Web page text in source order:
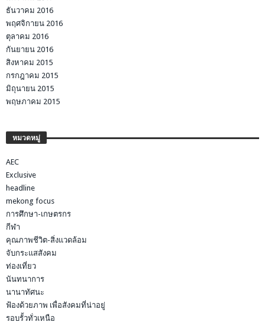
ธันวาคม 2016
พฤศจิกายน 2016
ตุลาคม 2016
กันยายน 2016
สิงหาคม 2015
กรกฎาคม 2015
มิถุนายน 2015
พฤษภาคม 2015
หมวดหมู่
AEC
Exclusive
headline
mekong focus
การศึกษา-เกษตรกร
กีฬา
คุณภาพชีวิต-สิ่งแวดล้อม
จับกระแสสังคม
ท่องเที่ยว
นันทนาการ
นานาทัศนะ
ฟ้องด้วยภาพ เพื่อสังคมที่น่าอยู่
รอบรั้วทั่วเหนือ